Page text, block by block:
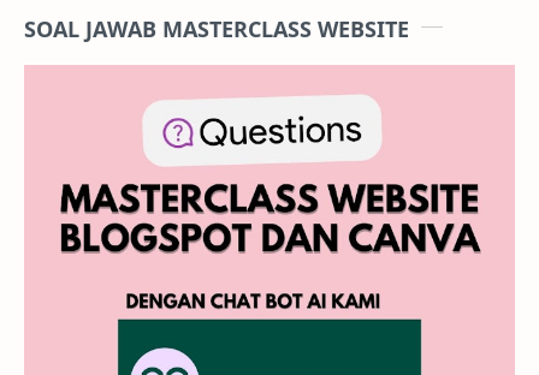
SOAL JAWAB MASTERCLASS WEBSITE